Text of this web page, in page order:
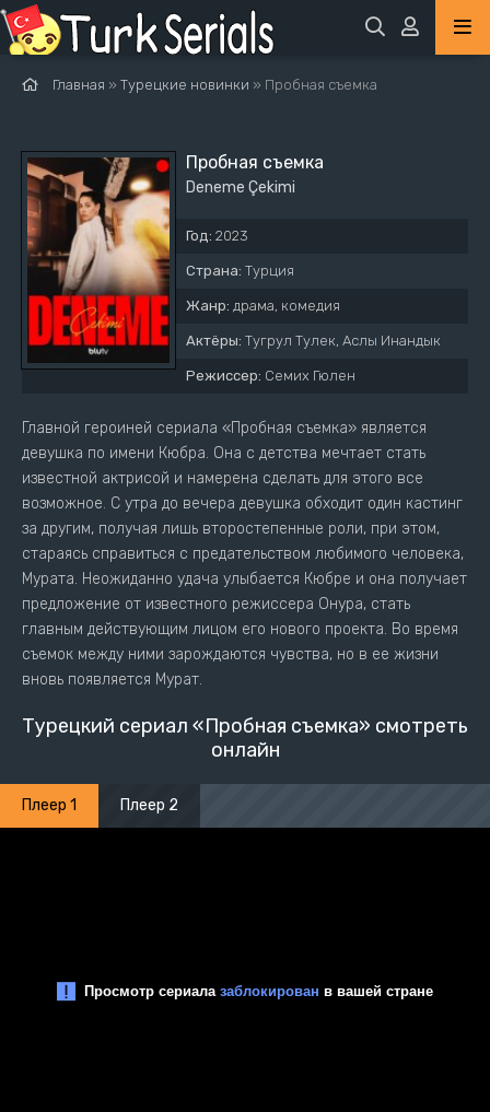
Главная » Турецкие новинки » Пробная съемка
Пробная съемка
Deneme Çekimi
Год: 2023
Страна: Турция
Жанр: драма, комедия
Актёры: Тугрул Тулек, Аслы Инандык
Режиссер: Семих Гюлен
Главной героиней сериала «Пробная съемка» является
девушка по имени Кюбра. Она с детства мечтает стать
известной актрисой и намерена сделать для этого все
возможное. С утра до вечера девушка обходит один кастинг
за другим, получая лишь второстепенные роли, при этом,
стараясь справиться с предательством любимого человека,
Мурата. Неожиданно удача улыбается Кюбре и она получает
предложение от известного режиссера Онура, стать
главным действующим лицом его нового проекта. Во время
съемок между ними зарождаются чувства, но в ее жизни
вновь появляется Мурат.
Турецкий сериал «Пробная съемка» смотреть
онлайн
Плеер 1 Плеер 2